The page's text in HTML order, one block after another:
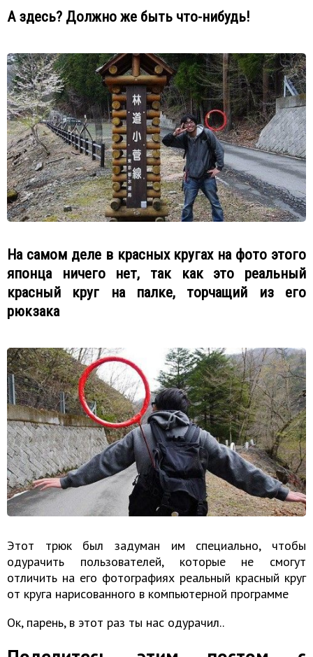
А здесь? Должно же быть что-нибудь!
На самом деле в красных кругах на фото этого
японца ничего нет, так как это реальный
красный круг на палке, торчащий из его
рюкзака
Этот трюк был задуман им специально, чтобы
одурачить пользователей, которые не смогут
отличить на его фотографиях реальный красный круг
от круга нарисованного в компьютерной программе
Ок, парень, в этот раз ты нас одурачил..